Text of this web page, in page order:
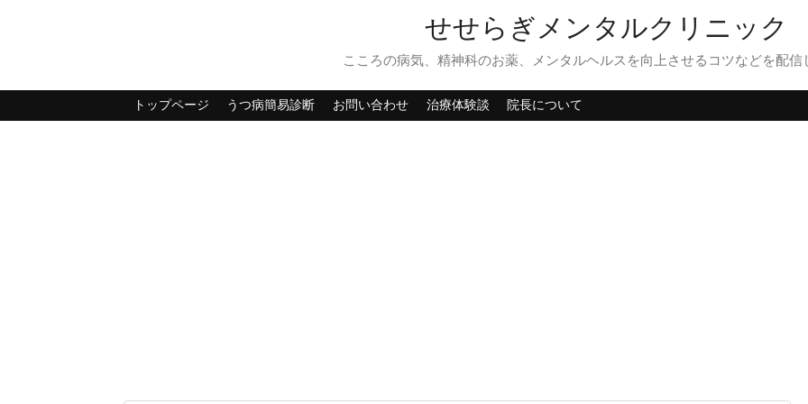
せせらぎメンタルクリニック
こころの病気、精神科のお薬、メンタルヘルスを向上させるコツなどを配信
トップページ うつ病簡易診断 お問い合わせ 治療体験談 院長について